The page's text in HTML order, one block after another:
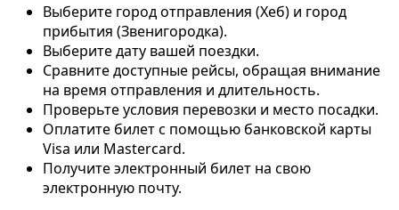
Выберите город отправления (Хеб) и город
прибытия (Звенигородка).
Выберите дату вашей поездки.
Сравните доступные рейсы, обращая внимание
на время отправления и длительность.
Проверьте условия перевозки и место посадки.
Оплатите билет с помощью банковской карты
Visa или Mastercard.
Получите электронный билет на свою
электронную почту.